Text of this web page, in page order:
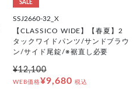
SALE
SSJ2660-32_X
【CLASSICO WIDE】【春夏】2
タックワイドパンツ/サンドブラウ
ン/サイド尾錠/※裾直し必要
¥12,100
WEB価格¥9,680 税込